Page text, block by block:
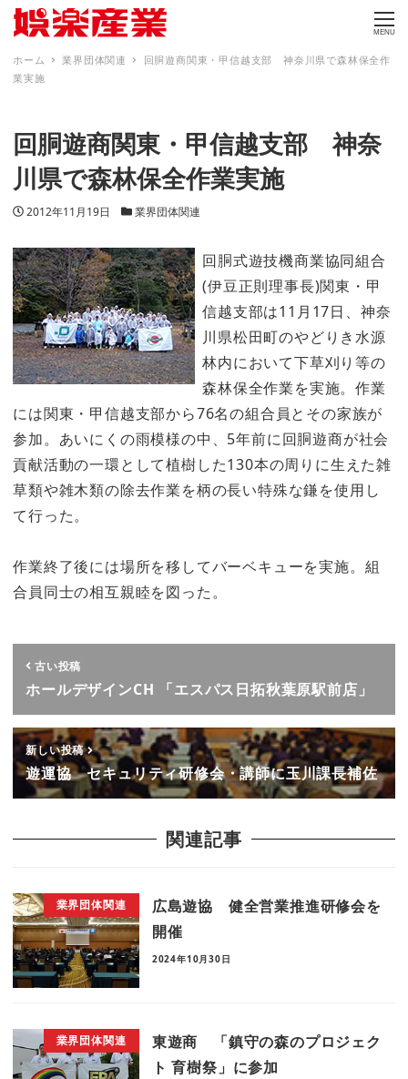
MENU
ホーム 業界団体関連
回胴遊商関東・甲信越支部 神奈川県で森林保全作
業実施
回胴遊商関東・甲信越支部 神奈
川県で森林保全作業実施
投稿日
2012年11月19日 カテゴリー
業界団体関連
回胴式遊技機商業協同組合
(伊豆正則理事長)関東・甲
信越支部は11月17日、神奈
川県松田町のやどりき水源
林内において下草刈り等の
森林保全作業を実施。作業
には関東・甲信越支部から76名の組合員とその家族が
参加。あいにくの雨模様の中、5年前に回胴遊商が社会
貢献活動の一環として植樹した130本の周りに生えた雑
草類や雑木類の除去作業を柄の長い特殊な鎌を使用し
て行った。
作業終了後には場所を移してバーベキューを実施。組
合員同士の相互親睦を図った。
古い投稿
ホールデザインCH 「エスパス日拓秋葉原駅前店」
新しい投稿
遊運協 セキュリティ研修会・講師に玉川課長補佐
関連記事
業界団体関連
広島遊協 健全営業推進研修会を
開催
2024年10月30日
業界団体関連
東遊商 「鎮守の森のプロジェク
ト 育樹祭」に参加